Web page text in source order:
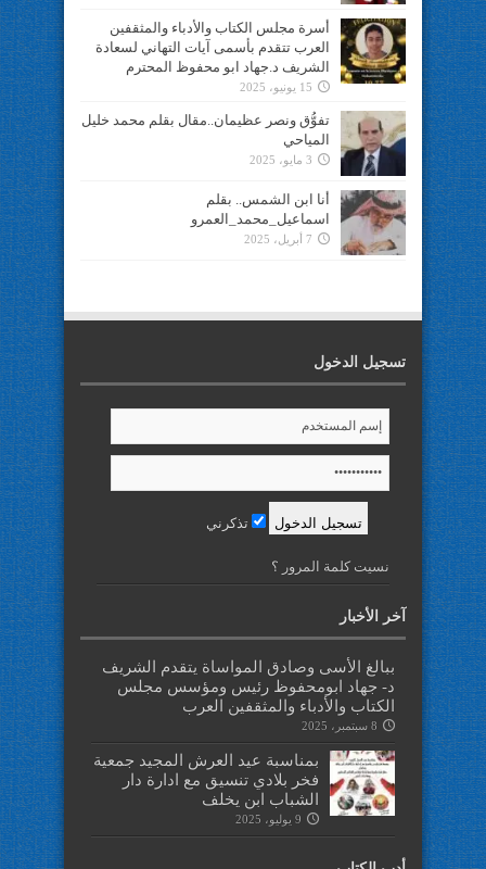
أسرة مجلس الكتاب والأدباء والمثقفين
العرب تتقدم بأسمى آيات التهاني لسعادة
الشريف د.جهاد ابو محفوظ المحترم
15 يونيو، 2025
تفوُّق ونصر عظيمان..مقال بقلم محمد خليل
المياحي
3 مايو، 2025
أنا ابن الشمس.. بقلم
اسماعيل_محمد_العمرو
7 أبريل، 2025
تسجيل الدخول
تذكرني
نسيت كلمة المرور ؟
آخر الأخبار
ببالغ الأسى وصادق المواساة يتقدم الشريف
د- جهاد ابومحفوظ رئيس ومؤسس مجلس
الكتاب والأدباء والمثقفين العرب
8 سبتمبر، 2025
بمناسبة عيد العرش المجيد جمعية
فخر بلادي تنسيق مع ادارة دار
الشباب ابن يخلف
9 يوليو، 2025